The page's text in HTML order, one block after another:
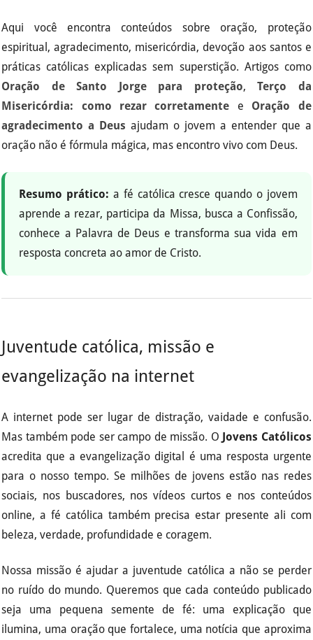
Aqui você encontra conteúdos sobre oração, proteção
espiritual, agradecimento, misericórdia, devoção aos santos e
práticas católicas explicadas sem superstição. Artigos como
Oração de Santo Jorge para proteção,Terço da
Misericórdia: como rezar corretamente e Oração de
agradecimento a Deus ajudam o jovem a entender que a
oração não é fórmula mágica, mas encontro vivo com Deus.
Resumo prático: a fé católica cresce quando o jovem
aprende a rezar, participa da Missa, busca a Confissão,
conhece a Palavra de Deus e transforma sua vida em
resposta concreta ao amor de Cristo.
Juventude católica, missão e
evangelização na internet
A internet pode ser lugar de distração, vaidade e confusão.
Mas também pode ser campo de missão. O Jovens Católicos
acredita que a evangelização digital é uma resposta urgente
para o nosso tempo. Se milhões de jovens estão nas redes
sociais, nos buscadores, nos vídeos curtos e nos conteúdos
online, a fé católica também precisa estar presente ali com
beleza, verdade, profundidade e coragem.
Nossa missão é ajudar a juventude católica a não se perder
no ruído do mundo. Queremos que cada conteúdo publicado
seja uma pequena semente de fé: uma explicação que
ilumina, uma oração que fortalece, uma notícia que aproxima